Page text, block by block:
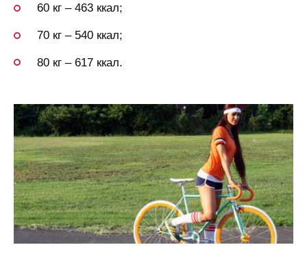
60 кг – 463 ккал;
70 кг – 540 ккал;
80 кг – 617 ккал.